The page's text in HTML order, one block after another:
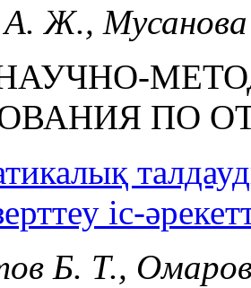
А. Ж.,
ПО
іс-
Б. Т.,